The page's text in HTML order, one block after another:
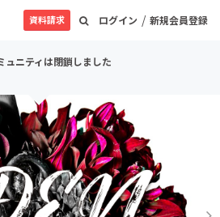
ログイン / 新規会員登録
資料請求
ュニティは閉鎖しました